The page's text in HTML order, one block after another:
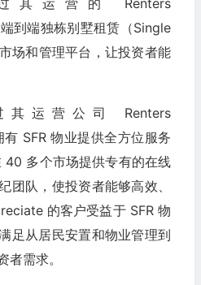
到端独栋别墅租赁（Single
场和管理平台，让投资者能
其运营公司 Renters
SFR 物业提供全方位服务
40 多个市场提供专有的在线
团队，使投资者能够高效、
的客户受益于 SFR 物
足从居民安置和物业管理到
需求。